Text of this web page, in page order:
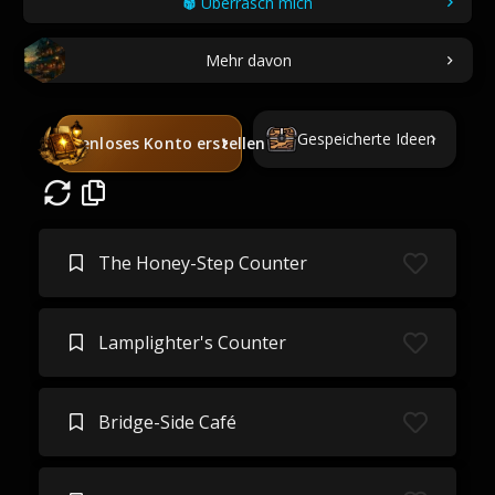
Mehr davon
Kostenloses Konto erstellen Gespeicherte Ideen
The Honey-Step Counter
Lamplighter's Counter
Bridge-Side Café